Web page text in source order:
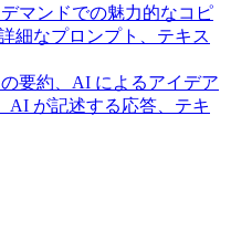
マンドでの魅力的なコピ
細なプロンプト、テキス
要約、AI によるアイデア
AI が記述する応答、テキ